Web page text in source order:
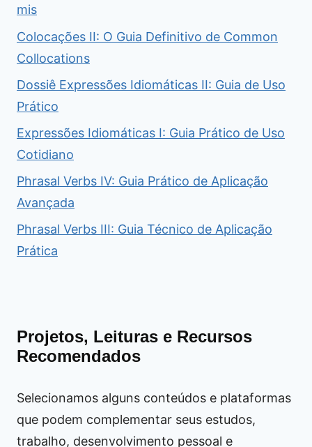
mis
Colocações II: O Guia Definitivo de Common
Collocations
Dossiê Expressões Idiomáticas II: Guia de Uso
Prático
Expressões Idiomáticas I: Guia Prático de Uso
Cotidiano
Phrasal Verbs IV: Guia Prático de Aplicação
Avançada
Phrasal Verbs III: Guia Técnico de Aplicação
Prática
Projetos, Leituras e Recursos
Recomendados
Selecionamos alguns conteúdos e plataformas
que podem complementar seus estudos,
trabalho, desenvolvimento pessoal e